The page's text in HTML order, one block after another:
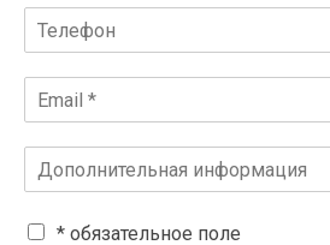
* обязательное поле